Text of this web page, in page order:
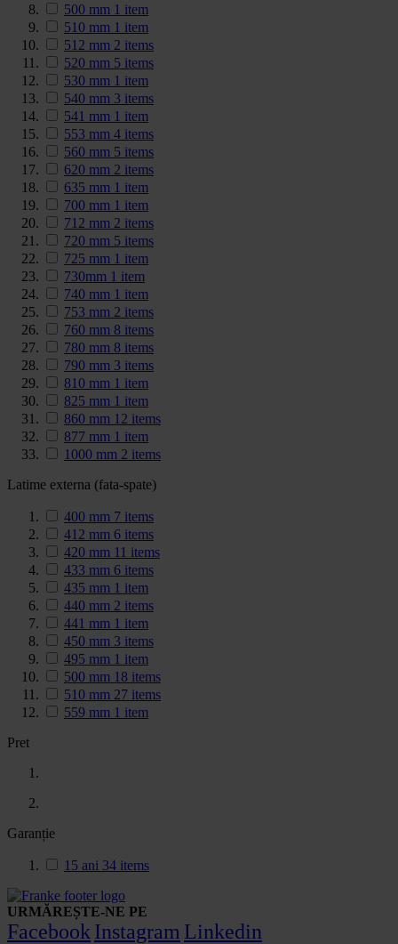
500 mm 1 item
510 mm 1 item
512 mm 2 items
520 mm 5 items
530 mm 1 item
540 mm 3 items
541 mm 1 item
553 mm 4 items
560 mm 5 items
620 mm 2 items
635 mm 1 item
700 mm 1 item
712 mm 2 items
720 mm 5 items
725 mm 1 item
730mm 1 item
740 mm 1 item
753 mm 2 items
760 mm 8 items
780 mm 8 items
790 mm 3 items
810 mm 1 item
825 mm 1 item
860 mm 12 items
877 mm 1 item
1000 mm 2 items
Latime externa (fata-spate)
400 mm 7 items
412 mm 6 items
420 mm 11 items
433 mm 6 items
435 mm 1 item
440 mm 2 items
441 mm 1 item
450 mm 3 items
495 mm 1 item
500 mm 18 items
510 mm 27 items
559 mm 1 item
Pret
Garanție
15 ani 34 items
URMĂREȘTE-NE PE
Facebook Instagram Linkedin